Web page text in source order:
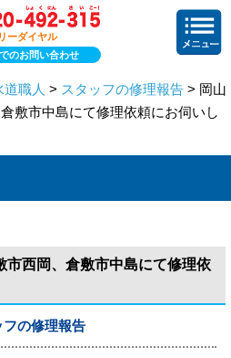
ーダイヤル
のお問い合わせ
職人 > スタッフの修理報告 > 岡山
敷市中島にて修理依頼にお伺いし
市西岡、倉敷市中島にて修理依
フの修理報告